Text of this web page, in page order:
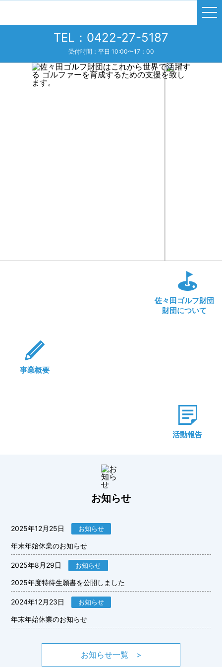
TEL：0422-27-5187
受付時間：平日 10:00〜17：00
佐々田ゴルフ財団
財団について
事業概要
活動報告
お知らせ
2025年12月25日 お知らせ
年末年始休業のお知らせ
2025年8月29日 お知らせ
2025年度特待生願書を公開しました
2024年12月23日 お知らせ
年末年始休業のお知らせ
お知らせ一覧 >